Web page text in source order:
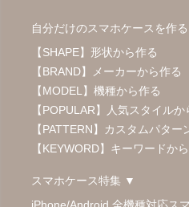
自分だけのスマホケースを作
【SHAPE】形状から作る
【BRAND】メーカーから作る
【MODEL】機種から作る
【POPULAR】人気スタイルか
【PATTERN】カスタムパター
【KEYWORD】キーワードか
スマホケース特集 ▼